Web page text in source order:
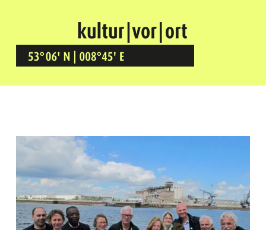
Kultur Vor Ort
BREMEN GRÖPELINGEN